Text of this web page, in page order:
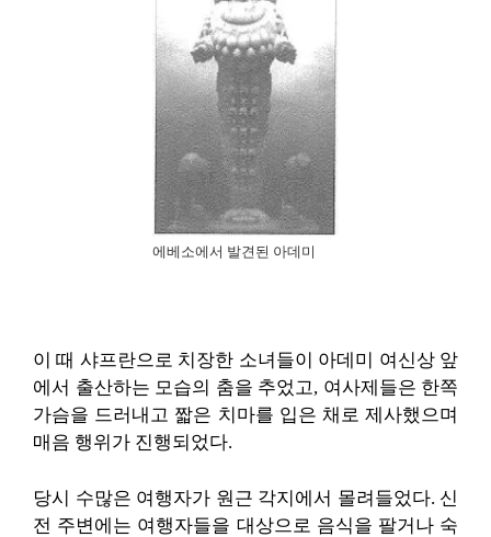
에베소에서 발견된 아데미
이 때 샤프란으로 치장한 소녀들이 아데미 여신상 앞
에서 출산하는 모습의 춤을 추었고, 여사제들은 한쪽
가슴을 드러내고 짧은 치마를 입은 채로 제사했으며
매음 행위가 진행되었다.
당시 수많은 여행자가 원근 각지에서 몰려들었다. 신
전 주변에는 여행자들을 대상으로 음식을 팔거나 숙